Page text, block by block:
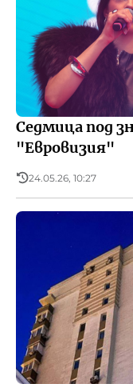
Седмица под
"Евровизия"
24.05.26, 10:27